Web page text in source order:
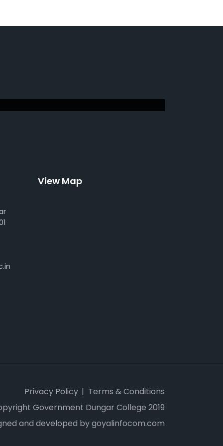
View Map
Privacy Policy
Terms & Conditions
Government Dungar College 2019
and developed by goyalinfocom.com